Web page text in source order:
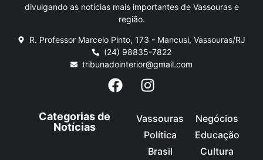
divulgando as notícias mais importantes de Vassouras e
região.
R. Professor Marcelo Pinto, 173 - Mancusi, Vassouras/RJ
(24) 98835-7822
tribunadointerior@gmail.com
Categorias de
Notícias
Vassouras
Política
Brasil
Negócios
Educação
Cultura